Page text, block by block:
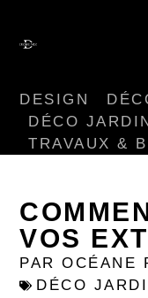
DESIGN
DÉCO
TRAVAUX &
VOS
PAR OCÉANE
DÉCO